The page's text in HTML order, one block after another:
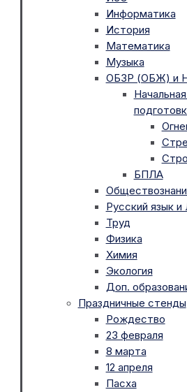
Информатика
История
Математика
Музыка
ОБЗР (ОБЖ) и
БПЛА
Русский язык
Труд
Физика
Химия
Экология
Доп.
Праздничные стенды
Рождество
23 февраля
8 марта
12 апреля
Пасха